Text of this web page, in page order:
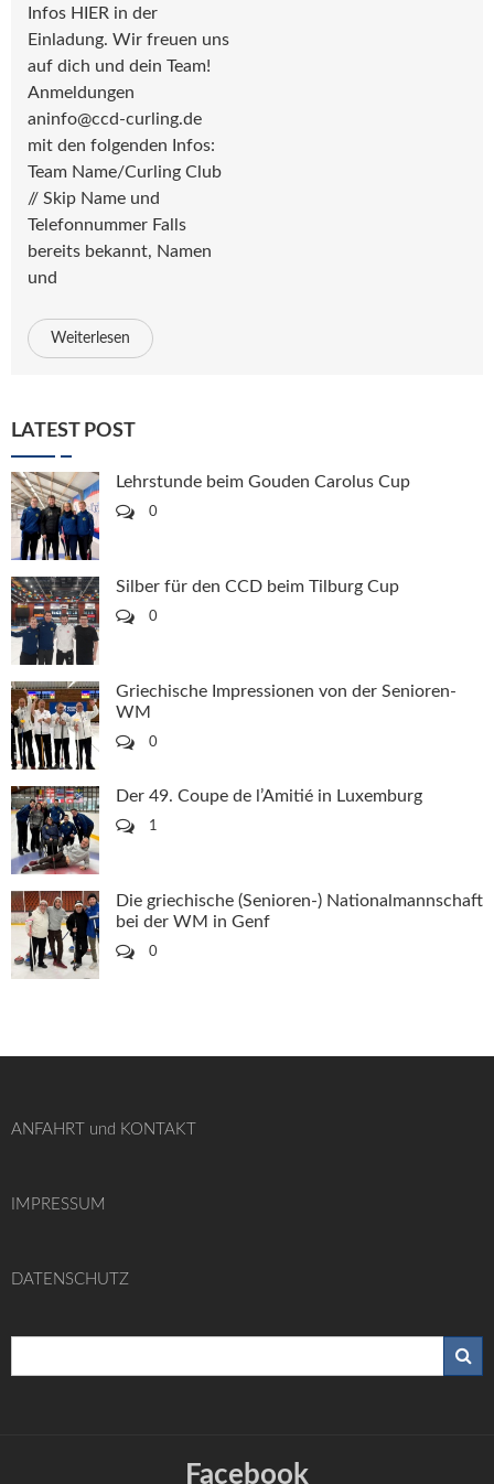
Infos HIER in der
Einladung. Wir freuen uns
auf dich und dein Team!
Anmeldungen
aninfo@ccd-curling.de
mit den folgenden Infos:
Team Name/Curling Club
// Skip Name und
Telefonnummer Falls
bereits bekannt, Namen
und
Weiterlesen
LATEST POST
Lehrstunde beim Gouden Carolus Cup
0
Silber für den CCD beim Tilburg Cup
0
Griechische Impressionen von der Senioren-
WM
0
Der 49. Coupe de l’Amitié in Luxemburg
1
Die griechische (Senioren-) Nationalmannschaft
bei der WM in Genf
0
ANFAHRT und KONTAKT
IMPRESSUM
DATENSCHUTZ
Facebook